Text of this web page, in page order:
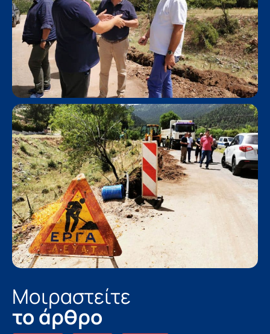
Μοιραστείτε
το άρθρο